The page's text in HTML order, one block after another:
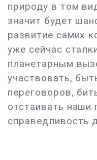
природу в том
значит будет
развитие самих
уже сейчас
планетарным
участвовать,
переговоров,
отстаивать наши
справедливость